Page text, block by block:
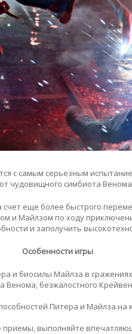
с самым серьезным
от чудовищного симбиота
еще более быстрого
и Майлзом по ходу
и заполучить
Особенности игры
и биосилы Майлза в
безжалостного
Питера и Майлза на
выполняйте